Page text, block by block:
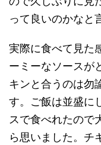
って良いのかなと
実際に食べて見た
ーミーなソースが
キンと合うのは勿
す。ご飯は並盛に
スで食べれたので
ら思いました。チ